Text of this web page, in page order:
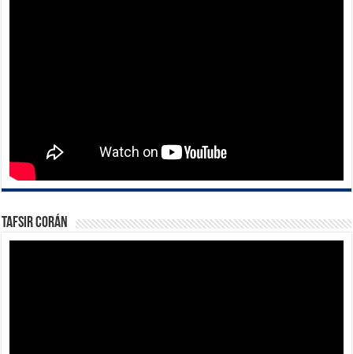
Tafsir Corán